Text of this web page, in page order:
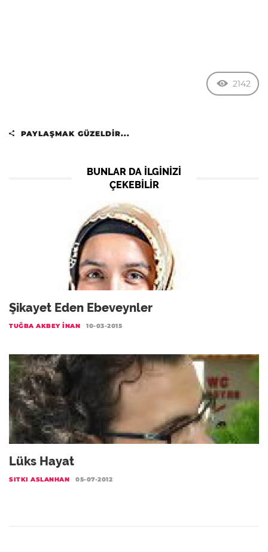
2142
PAYLAŞMAK GÜZELDIR...
BUNLAR DA ILGINIZI
ÇEKEBILIR
Şikayet Eden Ebeveynler
TUĞBA AKBEY İNAN 10-03-2015
Lüks Hayat
SITKI ASLANHAN 05-07-2012